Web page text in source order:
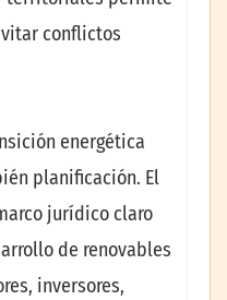
conflictos
energética
planificación. El
jurídico claro
de renovables
inversores,